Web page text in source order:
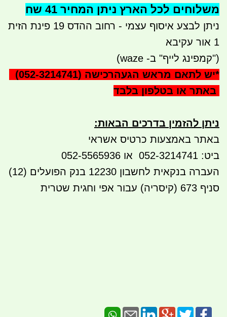
משלוחים לכל הארץ ניתן המחיר 41 שח
ניתן לבצע איסוף עצמי - רחוב ההדס 19 פינת הזית
1 אור עקיבא
("קמפינג לייף" ב- waze)
*יש לתאם מראש הגעה
(052-3214741) רכישה
ניתן להזמין בדרכים הבאות:
באתר באמצעות כרטיס אשראי
ביט: 052-3214741 או 052-5565936
העברה בנקאית לחשבון 12230 בנק הפועלים (12)
סניף 673 (קיסריה) עבור אפי וחגית שטרית